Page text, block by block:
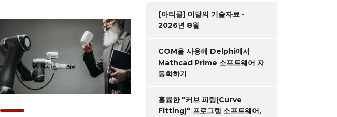
[아티클] 이달의 기술자료 -
2026년 8월
COM을 사용해 Delphi에서
Mathcad Prime 소프트웨어 자
동화하기
훌륭한 "커브 피팅(Curve
Fitting)" 프로그램 소프트웨어,